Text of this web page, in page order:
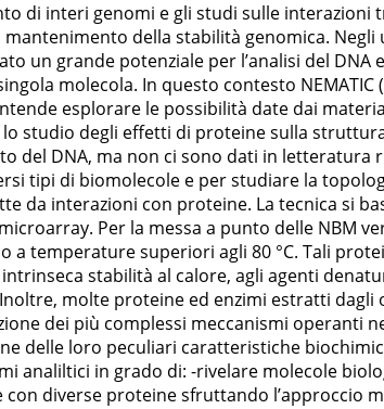
di interi genomi e gli studi sulle
della stabilità genomica.
un grande potenziale per l’analisi del DNA
molecola. In questo contesto NEMATIC
esplorare le possibilità date dai
studio degli effetti di proteine sulla
del DNA, ma non ci sono dati in letteratura
tipi di biomolecole e per studiare la
da interazioni con proteine. La tecnica si
Per la messa a punto delle NBM
temperature superiori agli 80 °C. Tali
stabilità al calore, agli agenti
molte proteine ed enzimi estratti
dei più complessi meccanismi operanti
delle loro peculiari caratteristiche
analiltici in grado di: -rivelare molecole
diverse proteine sfruttando l’approccio